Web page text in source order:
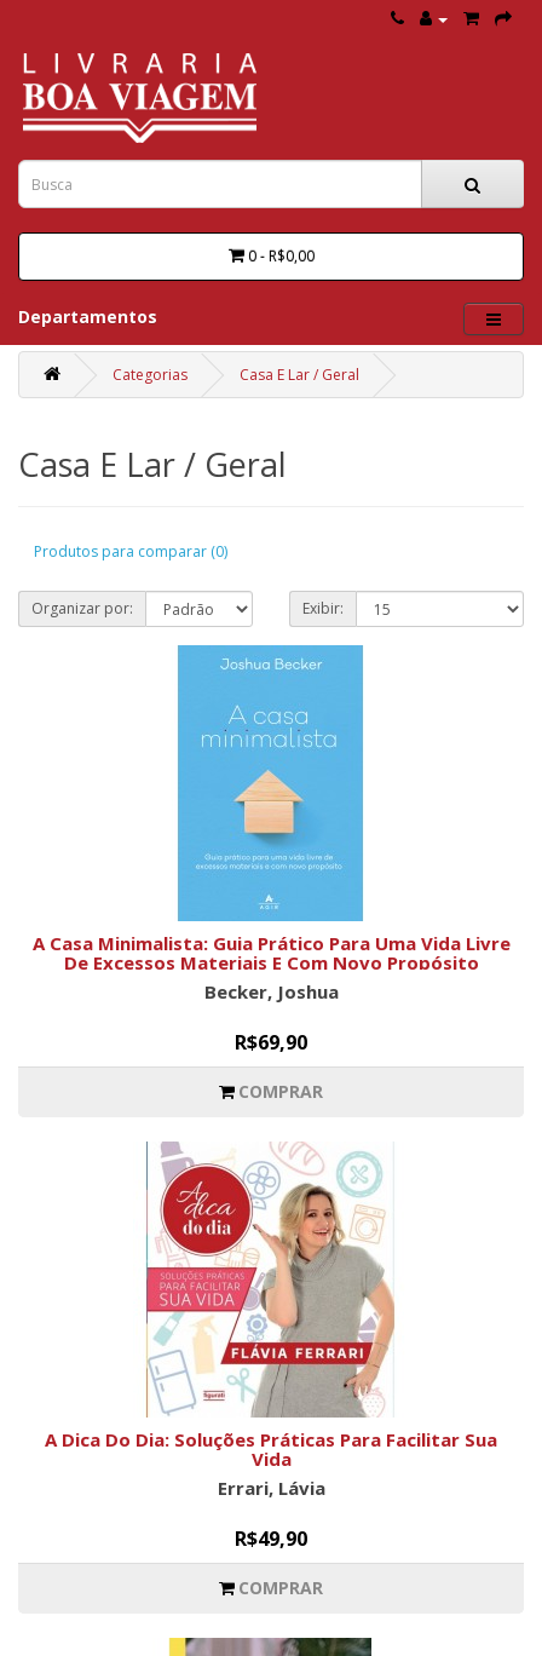
0 - R$0,00
Departamentos
Categorias Casa E Lar / Geral
Casa E Lar / Geral
Produtos para comparar (0)
Organizar por: Exibir:
A Casa Minimalista: Guia Prático Para Uma Vida Livre
De Excessos Materiais E Com Novo Propósito
Becker, Joshua
R$69,90
COMPRAR
A Dica Do Dia: Soluções Práticas Para Facilitar Sua
Vida
Errari, Lávia
R$49,90
COMPRAR